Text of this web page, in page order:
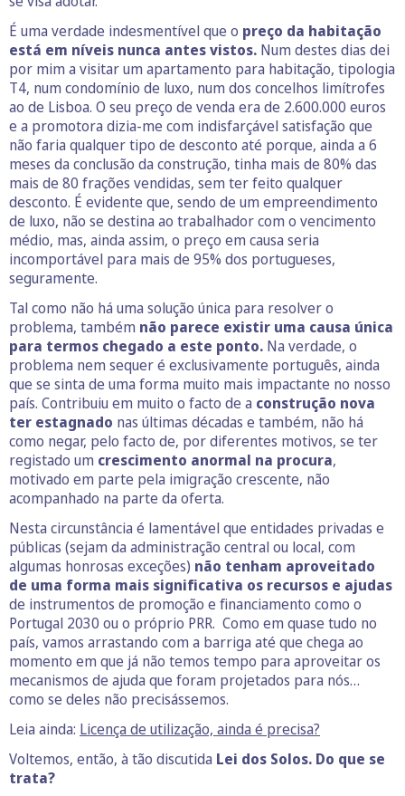
É uma verdade indesmentível que o preço da habitação
está em níveis nunca antes vistos. Num destes dias dei
por mim a visitar um apartamento para habitação, tipologia
T4, num condomínio de luxo, num dos concelhos limítrofes
ao de Lisboa. O seu preço de venda era de 2.600.000 euros
e a promotora dizia-me com indisfarçável satisfação que
não faria qualquer tipo de desconto até porque, ainda a 6
meses da conclusão da construção, tinha mais de 80% das
mais de 80 frações vendidas, sem ter feito qualquer
desconto. É evidente que, sendo de um empreendimento
de luxo, não se destina ao trabalhador com o vencimento
médio, mas, ainda assim, o preço em causa seria
incomportável para mais de 95% dos portugueses,
seguramente.
Tal como não há uma solução única para resolver o
problema, também não parece existir uma causa única
para termos chegado a este ponto. Na verdade, o
problema nem sequer é exclusivamente português, ainda
que se sinta de uma forma muito mais impactante no nosso
país. Contribuiu em muito o facto de a construção nova
ter estagnado nas últimas décadas e também, não há
como negar, pelo facto de, por diferentes motivos, se ter
registado um crescimento anormal na procura,
motivado em parte pela imigração crescente, não
acompanhado na parte da oferta.
Nesta circunstância é lamentável que entidades privadas e
públicas (sejam da administração central ou local, com
algumas honrosas exceções) não tenham aproveitado
de uma forma mais significativa os recursos e ajudas
de instrumentos de promoção e financiamento como o
Portugal 2030 ou o próprio PRR. Como em quase tudo no
país, vamos arrastando com a barriga até que chega ao
momento em que já não temos tempo para aproveitar os
mecanismos de ajuda que foram projetados para nós…
como se deles não precisássemos.
Leia ainda: Licença de utilização, ainda é precisa?
Voltemos, então, à tão discutida Lei dos Solos. Do que se
trata?